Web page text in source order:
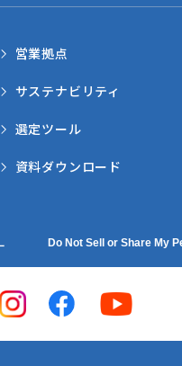
営業拠点
サステナビリティ
選定ツール
資料ダウンロード
Do Not Sell or Share My